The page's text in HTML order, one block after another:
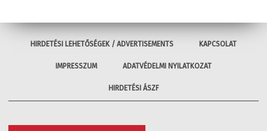
HIRDETÉSI LEHETŐSÉGEK / ADVERTISEMENTS KAPCSOLAT
IMPRESSZUM ADATVÉDELMI NYILATKOZAT
HIRDETÉSI ÁSZF